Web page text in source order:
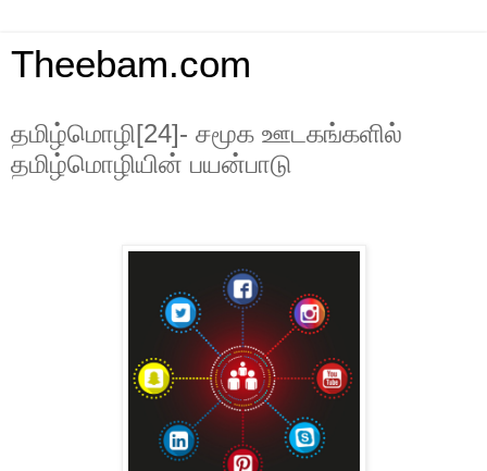
Theebam.com
தமிழ்மொழி[24]- சமூக ஊடகங்களில்
தமிழ்மொழியின் பயன்பாடு